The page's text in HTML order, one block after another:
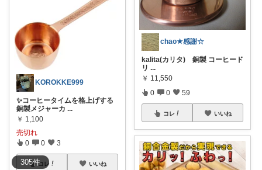
305件
KOROKKE999
✨コーヒータイムを格上げする
銅製メジャーカ ...
￥ 1,100
売切れ
0 0 3
コレ いいね
chao★感謝☆
kalita(カリタ) 銅製 コーヒード
リ ...
￥ 11,550
0 0 59
コレ いいね